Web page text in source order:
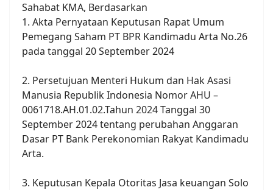
Sahabat KMA, Berdasarkan
1. Akta Pernyataan Keputusan Rapat Umum
Pemegang Saham PT BPR Kandimadu Arta No.26
pada tanggal 20 September 2024
2. Persetujuan Menteri Hukum dan Hak Asasi
Manusia Republik Indonesia Nomor AHU –
0061718.AH.01.02.Tahun 2024 Tanggal 30
September 2024 tentang perubahan Anggaran
Dasar PT Bank Perekonomian Rakyat Kandimadu
Arta.
3. Keputusan Kepala Otoritas Jasa keuangan Solo